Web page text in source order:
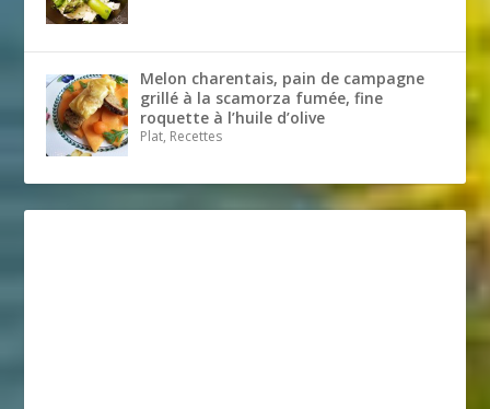
Melon charentais, pain de campagne
grillé à la scamorza fumée, fine
roquette à l’huile d’olive
Plat, Recettes